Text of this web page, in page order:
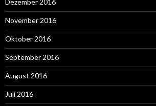
Dezember 2016
November 2016
Oktober 2016
September 2016
August 2016
Juli 2016